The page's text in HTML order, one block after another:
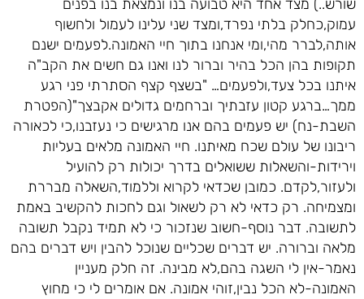
שורש..) מצד אחד היא טבועה בנו ונמצאת בנו בפנים
עמוק,כחלק בלתי נפרד,ומצד שני עלינו לעמול ולחשוף
אותה,לברר מהי,ומי אנחנו בתוך חיי האמונה.לפעמים ישנם
תקופות בהן הכל בהיר וברור לנו ואנו גם חשים את הקב"ה
איתנו בכל צעד,ולפעמים… "בשצף קצף הסתרתי פני רגע
ממך…ברגע קטון עזבתיך וברחמים גדולים אקבצך"(הפטרת
השבת-נח) יש פעמים בהם אנו מרגישים כי נעזבנו,כי לכאורה
ריבונו של עולם שכח מאיתנו. חיי האמונה מלאים בעליות
וירידות-והשאלות ששואלים בדרך יכולות רק להועיל
ולעזור,לקדם. כמובן שכדאי לקרוא וללמוד,השאלה מבררת
ומצמיחה. רק כדאי לא רק לשאול וגם לחכות להקשיב באמת
לתשובה. דבר נוסף-חשוב שנזכור כי לא תמיד נקבל תשובה
מלאה וברורה. יש דברים שכליים שנוכל להבין ויש דברים בהם
נאמר-אין לי השגה בהם,לא מבינה. זה חלק מעניין
האמונה-לא הכל נבין,זוהי אמונה. אם אומרים לי כי מחוץ